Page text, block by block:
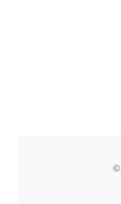
©